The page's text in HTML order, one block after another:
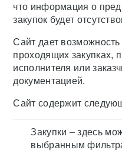
что информация о
закупок будет
Сайт дает
проходящих закупках,
исполнителя или
документацией.
Сайт содержит
Закупки – здесь
выбранным